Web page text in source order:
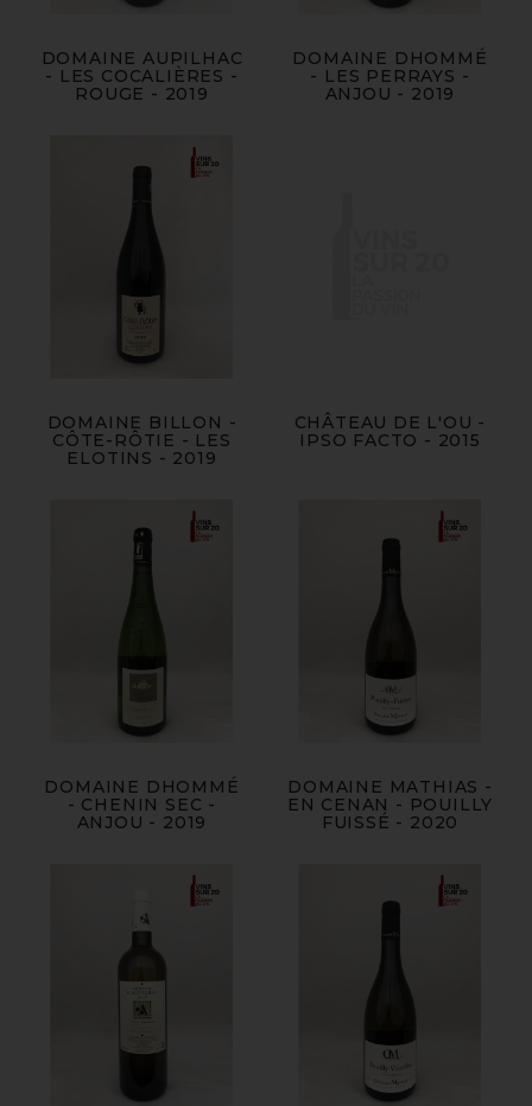
DOMAINE AUPILHAC
- LES COCALIÈRES -
ROUGE - 2019
DOMAINE DHOMMÉ
- LES PERRAYS -
ANJOU - 2019
DOMAINE BILLON -
CÔTE-RÔTIE - LES
ELOTINS - 2019
CHÂTEAU DE L'OU -
IPSO FACTO - 2015
DOMAINE DHOMMÉ
- CHENIN SEC -
ANJOU - 2019
DOMAINE MATHIAS -
EN CENAN - POUILLY
FUISSÉ - 2020